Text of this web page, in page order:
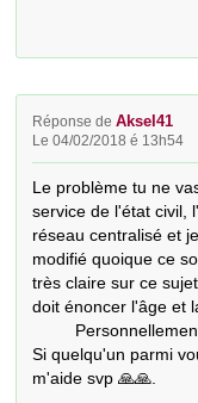
Réponse deAksel41
Le 04/02/2018 é 13h54
Le problème tu ne
service de l'état civil,
réseau centralisé et
modifié quoique ce
très claire sur ce
doit énoncer l'âge et
Si quelqu'un parmi
m'aide svp 🙏🙏.